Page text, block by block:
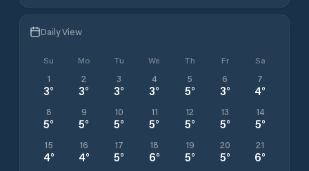
Daily View
Su Mo Tu We Th Fr Sa
1
3°
2
3°
3
3°
4
3°
5
5°
6
3°
7
4°
8
5°
9
5°
10
5°
11
5°
12
5°
13
5°
14
5°
15
4°
16
4°
17
5°
18
6°
19
5°
20
5°
21
6°